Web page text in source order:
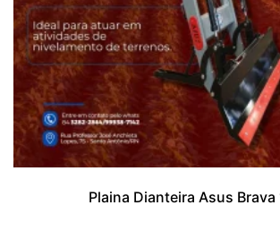
Plaina Dianteira Asus Brava